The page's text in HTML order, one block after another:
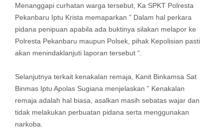
Menanggapi curhatan warga tersebut, Ka SPKT Polresta
Pekanbaru Iptu Krista memaparkan ” Dalam hal perkara
pidana penipuan apabila ada buktinya silakan melapor ke
Polresta Pekanbaru maupun Polsek, pihak Kepolisian pasti
akan menindaklanjuti laporan tersebut “.
Selanjutnya terkait kenakalan remaja, Kanit Binkamsa Sat
Binmas Iptu Apolas Sugiana menjelaskan ” Kenakalan
remaja adalah hal biasa, asalkan masih sebatas wajar dan
tidak melakukan perbuatan pidana serta menggunakan
narkoba.